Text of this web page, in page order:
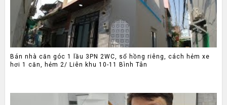
Bán nhà căn góc 1 lầu 3PN 2WC, sổ hồng riêng, cách hẻm xe
hơi 1 căn, hẻm 2/ Liên khu 10-11 Bình Tân